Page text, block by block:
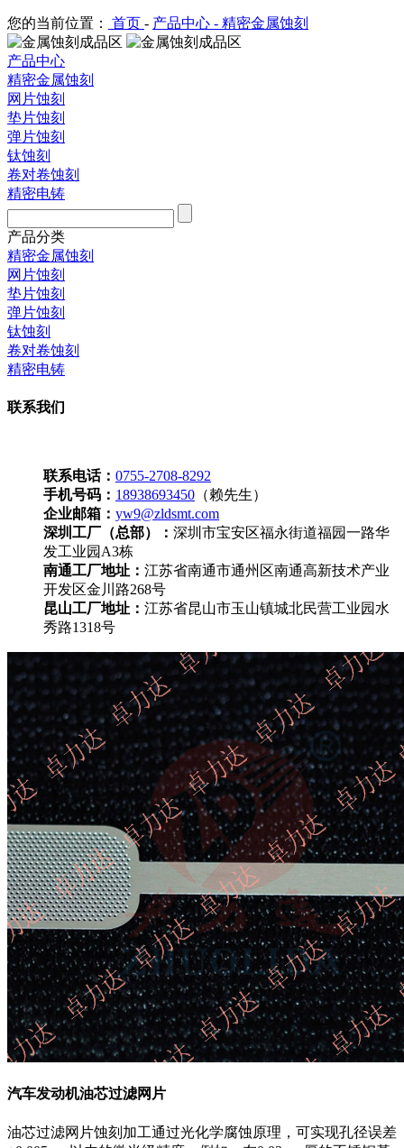
您的当前位置： 首页 - 产品中心 - 精密金属蚀刻
产品中心
精密金属蚀刻
网片蚀刻
垫片蚀刻
弹片蚀刻
钛蚀刻
卷对卷蚀刻
精密电铸
产品分类
精密金属蚀刻
网片蚀刻
垫片蚀刻
弹片蚀刻
钛蚀刻
卷对卷蚀刻
精密电铸
联系我们
联系电话： 0755-2708-8292
手机号码： 18938693450 （赖先生）
企业邮箱： yw9@zldsmt.com
深圳工厂（总部）： 深圳市宝安区福永街道福园一路华
发工业园A3栋
南通工厂地址： 江苏省南通市通州区南通高新技术产业
开发区金川路268号
昆山工厂地址： 江苏省昆山市玉山镇城北民营工业园水
秀路1318号
汽车发动机油芯过滤网片
油芯过滤网片蚀刻加工通过光化学腐蚀原理，可实现孔径误差